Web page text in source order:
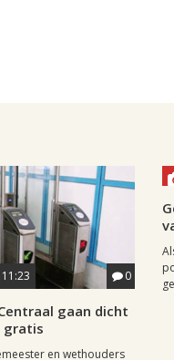
0
gaan dicht
gratis
en wethouders